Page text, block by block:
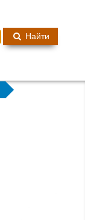
Найти